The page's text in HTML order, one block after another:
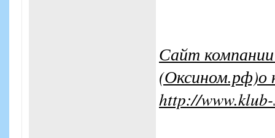
Кодировка
Неверная
IP адрес
Сервер
Сайт
(Оксином.рф)о
http://